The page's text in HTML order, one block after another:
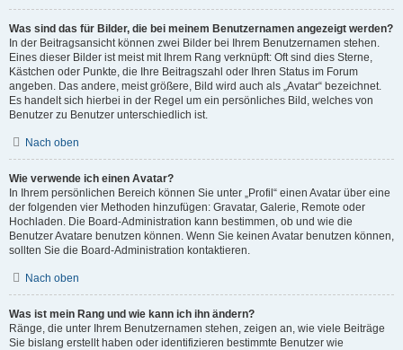
Was sind das für Bilder, die bei meinem Benutzernamen angezeigt werden?
In der Beitragsansicht können zwei Bilder bei Ihrem Benutzernamen stehen.
Eines dieser Bilder ist meist mit Ihrem Rang verknüpft: Oft sind dies Sterne,
Kästchen oder Punkte, die Ihre Beitragszahl oder Ihren Status im Forum
angeben. Das andere, meist größere, Bild wird auch als „Avatar“ bezeichnet.
Es handelt sich hierbei in der Regel um ein persönliches Bild, welches von
Benutzer zu Benutzer unterschiedlich ist.
Nach oben
Wie verwende ich einen Avatar?
In Ihrem persönlichen Bereich können Sie unter „Profil“ einen Avatar über eine
der folgenden vier Methoden hinzufügen: Gravatar, Galerie, Remote oder
Hochladen. Die Board-Administration kann bestimmen, ob und wie die
Benutzer Avatare benutzen können. Wenn Sie keinen Avatar benutzen können,
sollten Sie die Board-Administration kontaktieren.
Nach oben
Was ist mein Rang und wie kann ich ihn ändern?
Ränge, die unter Ihrem Benutzernamen stehen, zeigen an, wie viele Beiträge
Sie bislang erstellt haben oder identifizieren bestimmte Benutzer wie